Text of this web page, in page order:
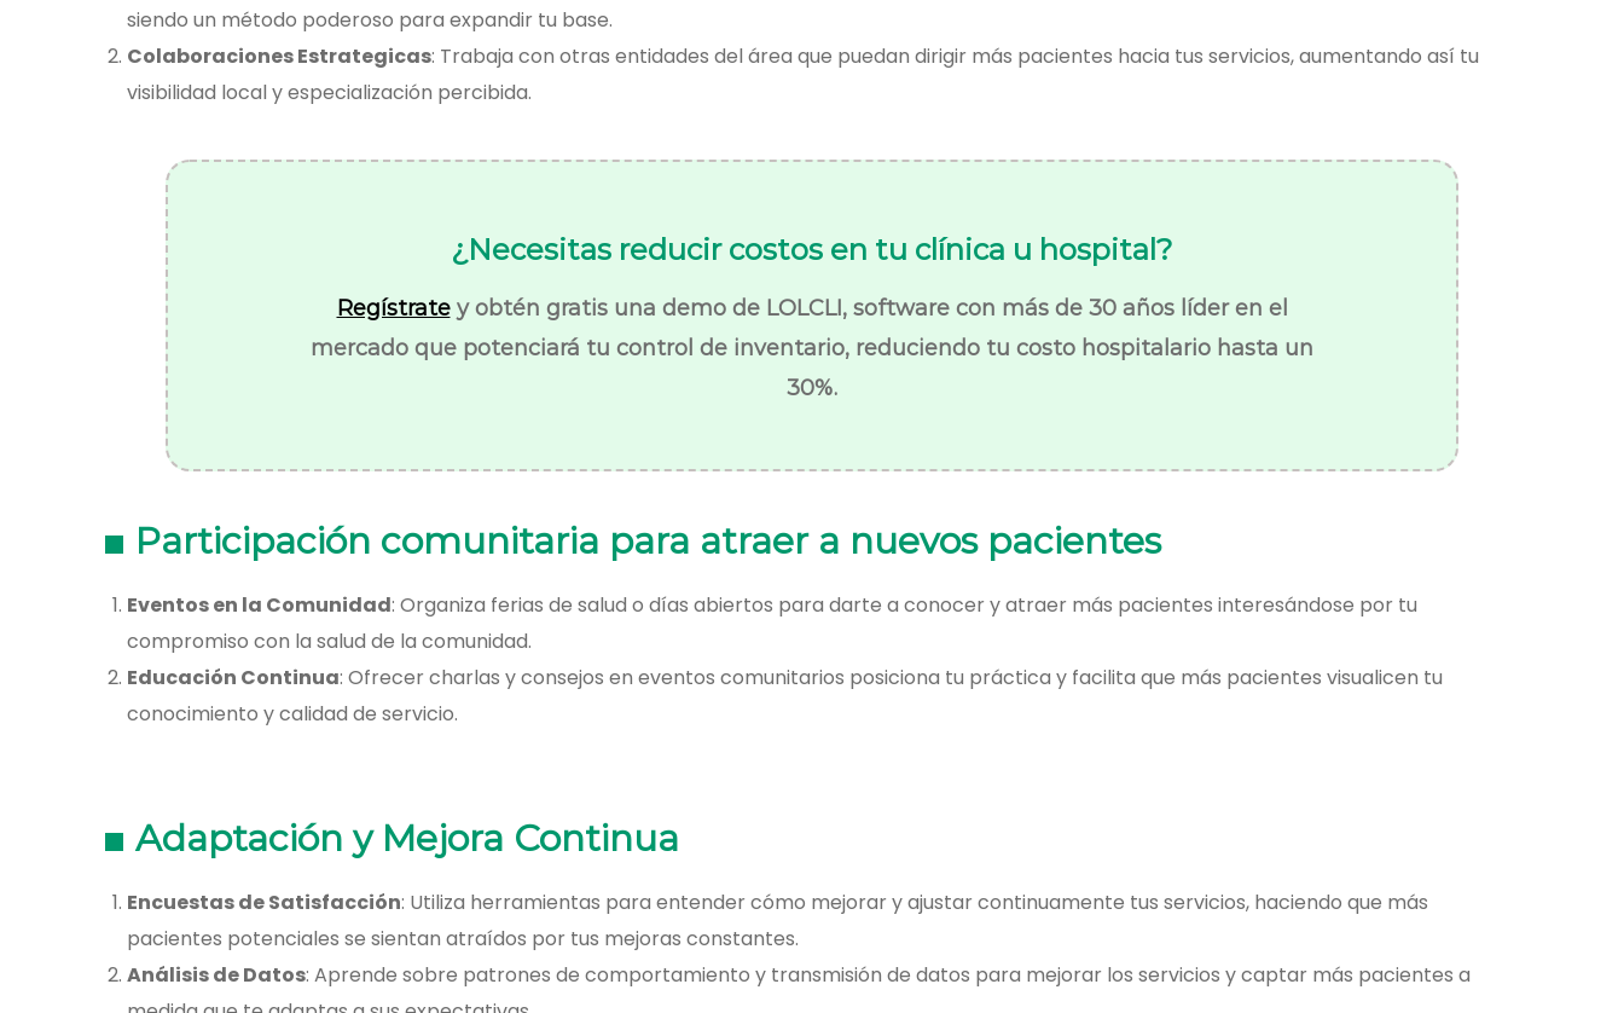
siendo un método poderoso para expandir tu base.
Colaboraciones Estrategicas: Trabaja con otras entidades del área que puedan dirigir más pacientes hacia tus servicios, aumentando así tu
visibilidad local y especialización percibida.
¿Necesitas reducir costos en tu clínica u hospital?
Regístratey obtén gratis una demo de LOLCLI, software con más de 30 años líder en el
mercado que potenciará tu control de inventario, reduciendo tu costo hospitalario hasta un
30%.
Participación comunitaria para atraer a nuevos pacientes
Eventos en la Comunidad: Organiza ferias de salud o días abiertos para darte a conocer y atraer más pacientes interesándose por tu
compromiso con la salud de la comunidad.
Educación Continua: Ofrecer charlas y consejos en eventos comunitarios posiciona tu práctica y facilita que más pacientes visualicen tu
conocimiento y calidad de servicio.
Adaptación y Mejora Continua
Encuestas de Satisfacción: Utiliza herramientas para entender cómo mejorar y ajustar continuamente tus servicios, haciendo que más
pacientes potenciales se sientan atraídos por tus mejoras constantes.
Análisis de Datos: Aprende sobre patrones de comportamiento y transmisión de datos para mejorar los servicios y captar más pacientes a